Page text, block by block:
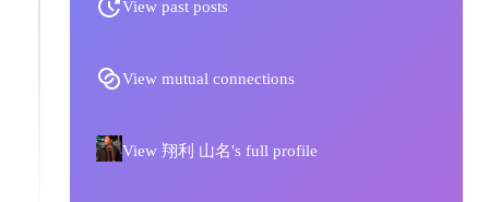
View past posts
View mutual connections
View 翔利 山名's full profile